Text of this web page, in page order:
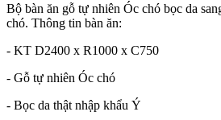
Bộ bàn ăn gỗ tự nhiên Óc chó bọc da
chó. Thông tin bàn ăn:
- KT D2400 x R1000 x C750
- Gỗ tự nhiên Óc chó
- Bọc da thật nhập khẩu Ý